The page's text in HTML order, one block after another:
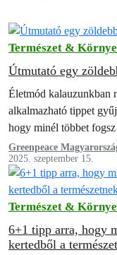
Természet &
Útmutató egy
Életmód kalauzunkban
alkalmazható tippet
hogy minél többet
Greenpeace
2025. szeptember 15.
Természet &
6+1 tipp arra, hogy
kertedből a